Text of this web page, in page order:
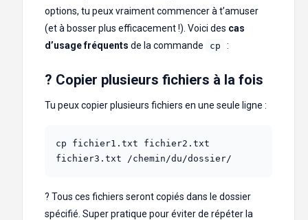
options, tu peux vraiment commencer à t’amuser
(et à bosser plus efficacement !). Voici des cas
d’usage fréquents de la commande cp :
? Copier plusieurs fichiers à la fois
Tu peux copier plusieurs fichiers en une seule ligne :
cp fichier1.txt fichier2.txt
fichier3.txt /chemin/du/dossier/
? Tous ces fichiers seront copiés dans le dossier
spécifié. Super pratique pour éviter de répéter la